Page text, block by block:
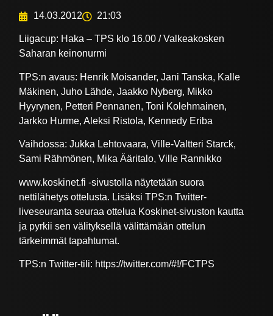
14.03.2012 21:03
Liigacup: Haka – TPS klo 16.00 / Valkeakosken
Saharan keinonurmi
TPS:n avaus: Henrik Moisander, Jani Tanska, Kalle
Mäkinen, Juho Lähde, Jaakko Nyberg, Mikko
Hyyrynen, Petteri Pennanen, Toni Kolehmainen,
Jarkko Hurme, Aleksi Ristola, Kennedy Eriba
Vaihdossa: Jukka Lehtovaara, Ville-Valtteri Starck,
Sami Rähmönen, Mika Ääritalo, Ville Rannikko
www.koskinet.fi -sivustolla näytetään suora
nettilähetys ottelusta. Lisäksi TPS:n Twitter-
liveseuranta seuraa ottelua Koskinet-sivuston kautta
ja pyrkii sen välityksellä välittämään ottelun
tärkeimmät tapahtumat.
TPS:n Twitter-tili: https://twitter.com/#!/FCTPS